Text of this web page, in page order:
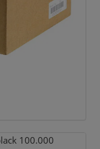
100.000